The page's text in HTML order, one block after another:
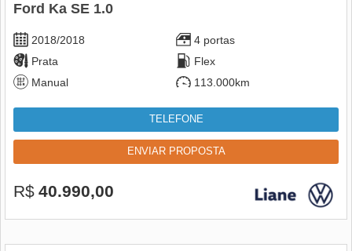
Ford Ka SE 1.0
2018/2018
4 portas
Prata
Flex
Manual
113.000km
TELEFONE
ENVIAR PROPOSTA
R$ 40.990,00